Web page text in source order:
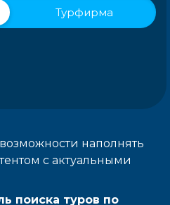
Турфирма
наполнять
с актуальными
поиска туров по